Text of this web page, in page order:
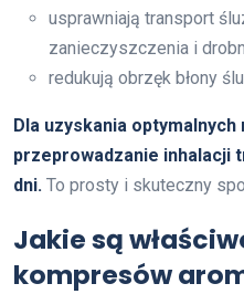
usprawniają transport
zanieczyszczenia i
redukują obrzęk błony
Dla uzyskania
przeprowadzanie inhalacji
dni. To prosty i skuteczny
Jakie są
kompresów